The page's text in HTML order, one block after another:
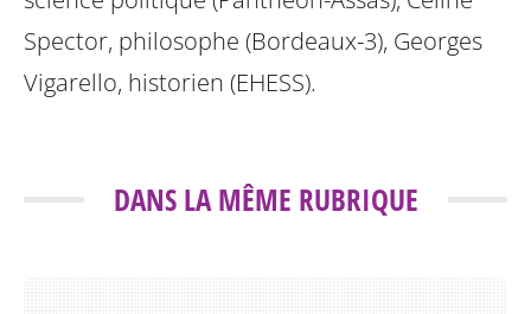
Spector, philosophe (Bordeaux-3), Georges
Vigarello, historien (EHESS).
DANS LA MÊME RUBRIQUE